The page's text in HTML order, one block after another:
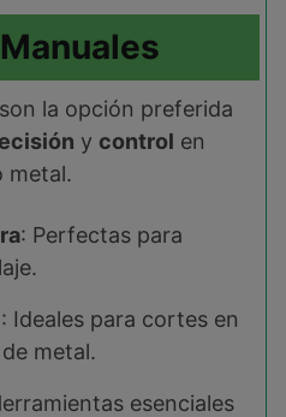
son la opción preferida
y control en
metal.
: Perfectas para
: Ideales para cortes en
metal.
esenciales